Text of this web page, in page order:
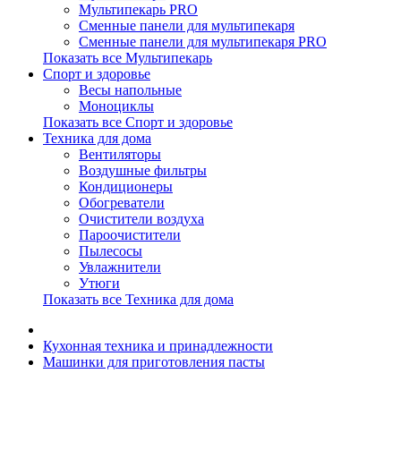
Мультипекарь PRO
Сменные панели для мультипекаря
Сменные панели для мультипекаря PRO
Показать все Мультипекарь
Спорт и здоровье
Весы напольные
Моноциклы
Показать все Спорт и здоровье
Техника для дома
Вентиляторы
Воздушные фильтры
Кондиционеры
Обогреватели
Очистители воздуха
Пароочистители
Пылесосы
Увлажнители
Утюги
Показать все Техника для дома
Кухонная техника и принадлежности
Машинки для приготовления пасты